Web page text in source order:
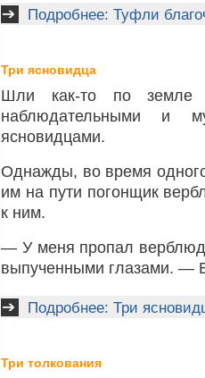
Подробнее: Туфли
Три ясновидца
Шли как-то по
наблюдательными и
ясновидцами.
Однажды, во время
им на пути погонщик
к ним.
— У меня пропал
выпученными глазами. —
Подробнее: Три
Три толкования